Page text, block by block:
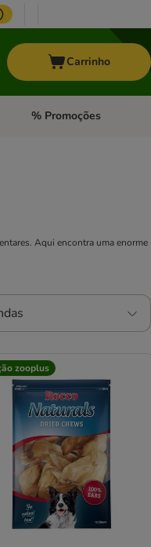
Carrinho
Outros animais
Abrir menu de categoria:
% Promoções
Aqui encontra uma enorme
zooplus